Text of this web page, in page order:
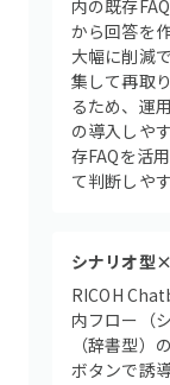
内の既存
から回答を
大幅に削減
集して再取
るため、運
の導入しや
存FAQを活
て判断しや
シナリオ型
RICOH
内フロー（
（辞書型）
ボタンで誘